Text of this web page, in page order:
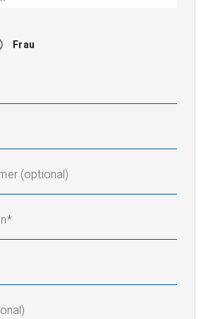
Frau
(optional)